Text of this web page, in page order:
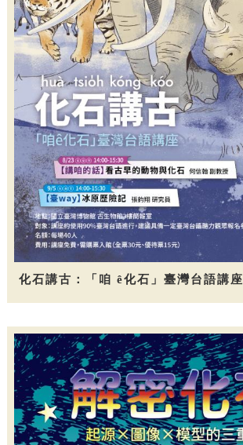
化石講古：「咱 ê化石」臺灣台語講座